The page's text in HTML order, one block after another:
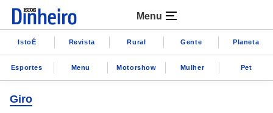
Menu
IstoÉ Revista Rural Gente Planeta
Esportes Menu Motorshow Mulher Pet
Giro